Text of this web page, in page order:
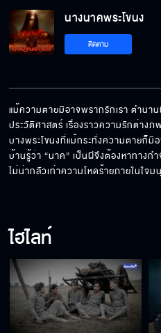
นังสารเลว
เสียดาย
ต่อให้รู้ว่า
ชายที่รัก
มึงจะบอก
นางนาคพระโขนง
ติดตาม
แม้ความตายมิอาจพรากรักเรา ตํานา
ประวัติศาสตร์ เรื่องราวความรักต่างภ
บางพระโขนงที่แม้กระทั่งความตายก็มิ
บ้านรู้ว่า “นาค” เป็นผีจึงต้องหาทางกํ
ไม่น่ากลัวเท่าความโหดร้ายภายในใจม
ไฮไลท์